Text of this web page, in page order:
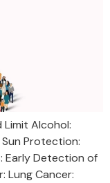
Alcohol:
Protection:
Early Detection of
Lung Cancer: